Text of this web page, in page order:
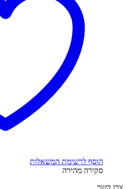
הוסף לרשימת המשאלות
סקירה מהירה